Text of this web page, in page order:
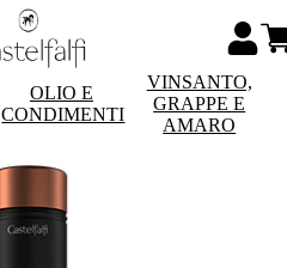
OLIO E
CONDIMENTI
VINSANTO,
GRAPPE E
AMARO